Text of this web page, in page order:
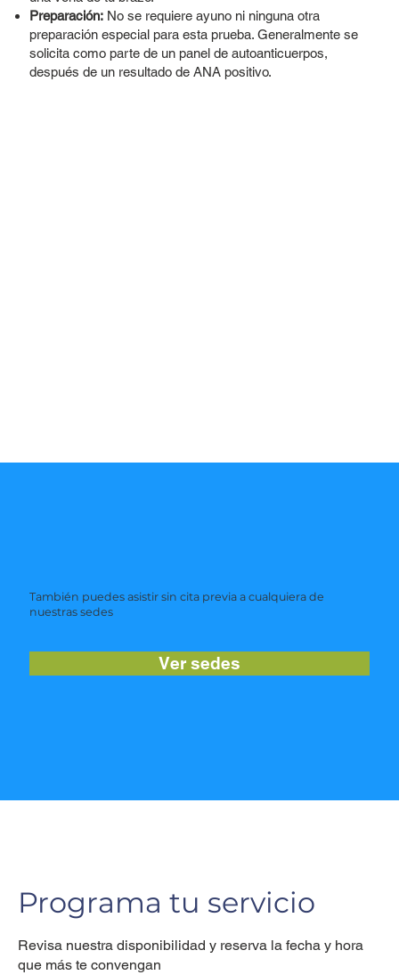
Preparación:No se requiere ayuno ni ninguna otra
preparación especial para esta prueba. Generalmente se
solicita como parte de un panel de autoanticuerpos,
después de un resultado de ANA positivo.
También puedes asistir sin cita previa a cualquiera de
nuestras sedes
Ver sedes
Programa tu servicio
Revisa nuestra disponibilidad y reserva la fecha y hora
que más te convengan